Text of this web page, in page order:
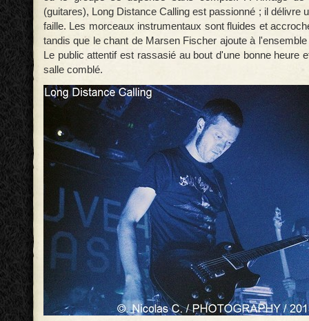
(guitares), Long Distance Calling est passionné ; il délivre
faille. Les morceaux instrumentaux sont fluides et
tandis que le chant de Marsen Fischer ajoute à
Le public attentif est rassasié au bout d'une bonne heure
salle comblé.